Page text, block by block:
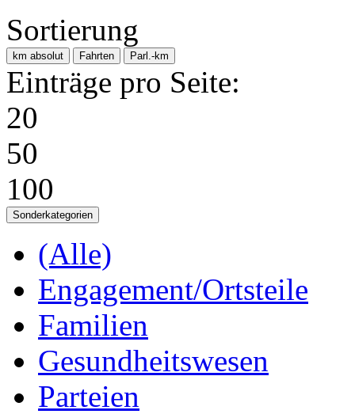
Sortierung
km absolut Fahrten Parl.-km
Einträge pro Seite:
20
50
100
Sonderkategorien
(Alle)
Engagement/Ortsteile
Familien
Gesundheitswesen
Parteien